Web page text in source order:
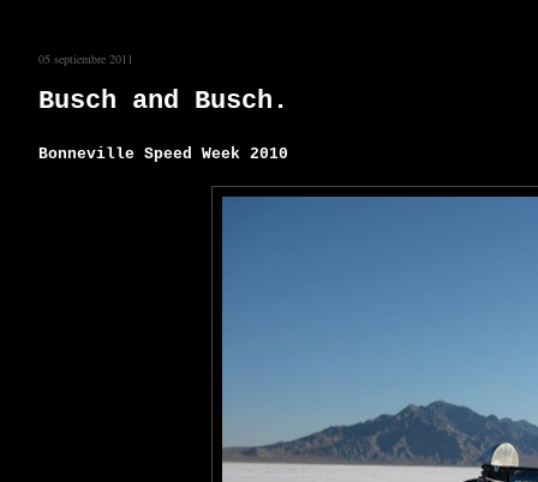
05 septiembre 2011
Busch and Busch.
Bonneville Speed Week 2010